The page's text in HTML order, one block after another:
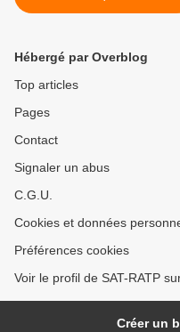
Hébergé par Overblog
Top articles
Pages
Contact
Signaler un abus
C.G.U.
Cookies et données
Préférences cookies
Voir le profil de SAT-RATP
Créer un